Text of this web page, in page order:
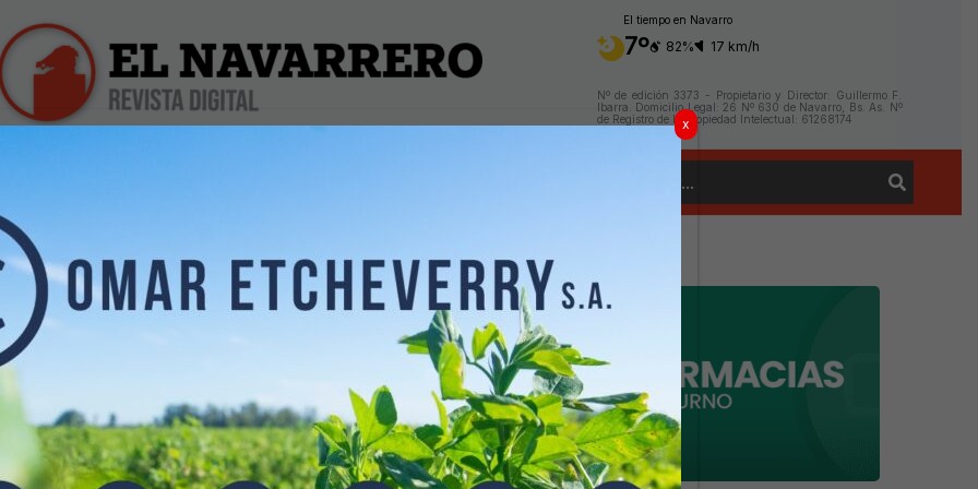
El tiempo en Navarro
7º 82% 17 km/h
Nº de edición 3373 - Propietario y Director: Guillermo F.
Ibarra. Domicilio Legal: 26 Nº 630 de Navarro, Bs. As. Nº
de Registro de la Propiedad Intelectual: 61268174
x